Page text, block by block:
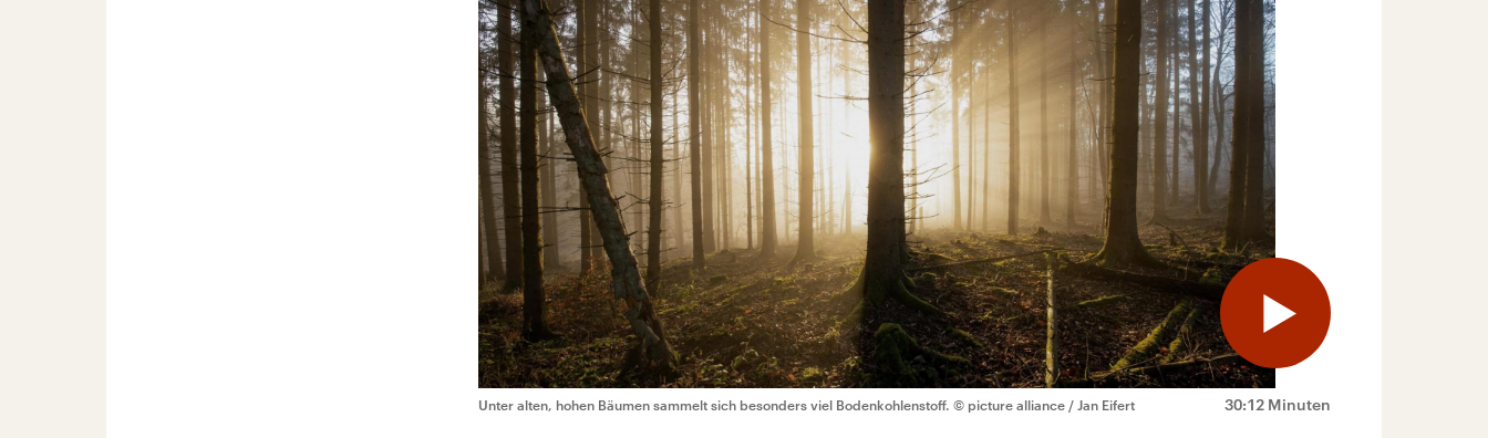
30:12 Minuten
Unter alten, hohen Bäumen sammelt sich besonders viel Bodenkohlenstoff. © picture alliance / Jan Eifert